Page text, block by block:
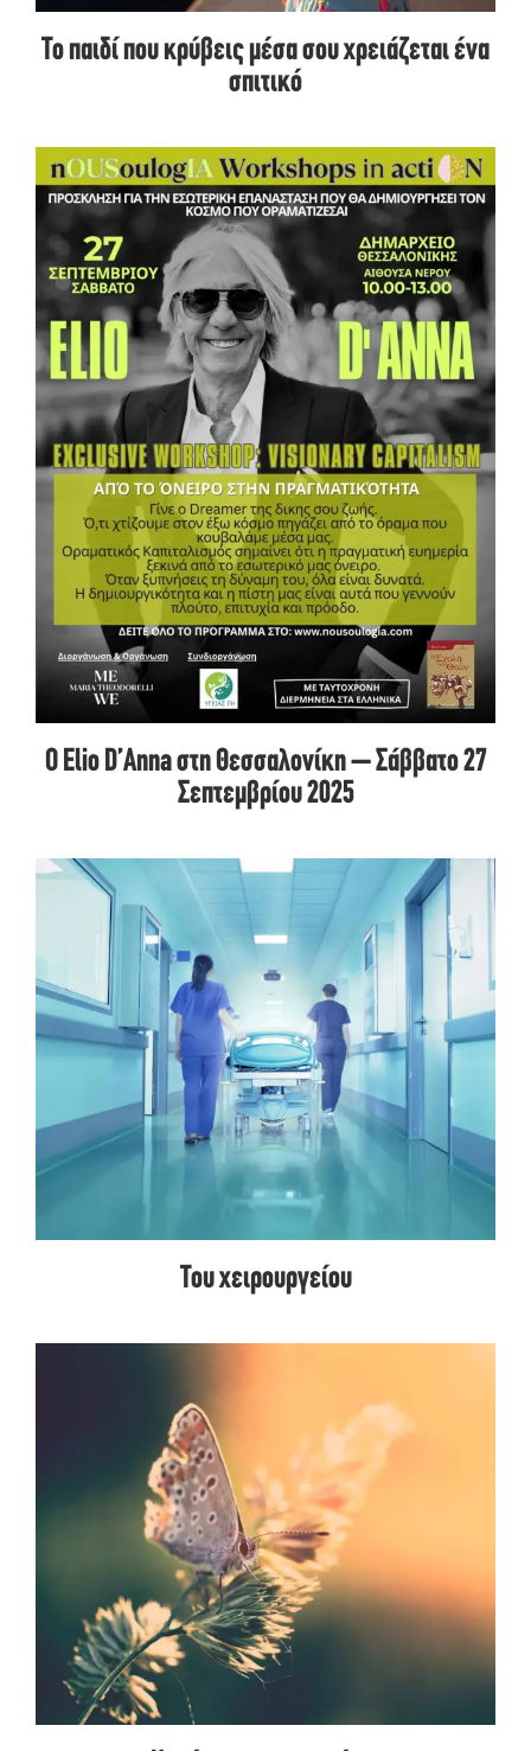
Το παιδί που κρύβεις μέσα σου χρειάζεται ένα
σπιτικό
Ο Elio D’Anna στη Θεσσαλονίκη – Σάββατο 27
Σεπτεμβρίου 2025
Του χειρουργείου